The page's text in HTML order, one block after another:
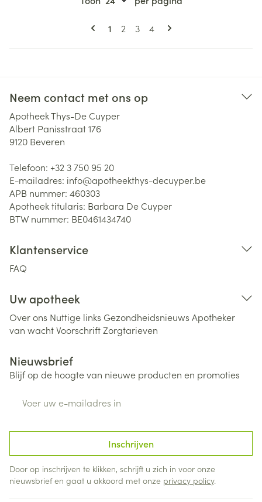
Pagina's
U lees momenteel pagina
1 Pagina
2 Pagina
3 Pagina
4
Neem contact met ons op
Apotheek Thys-De Cuyper
Albert Panisstraat 176
9120 Beveren
Telefoon: +32 3 750 95 20
E-mailadres: info@apotheekthys-decuyper.be
APB nummer: 460303
Apotheek titularis: Barbara De Cuyper
BTW nummer: BE0461434740
Klantenservice
FAQ
Uw apotheek
Over ons Nuttige links Gezondheidsnieuws Apotheker
van wachtVoorschriftZorgtarieven
Nieuwsbrief
Blijf op de hoogte van nieuwe producten en promoties
Inschrijven
Door op inschrijven te klikken, schrijft u zich in voor onze
nieuwsbrief en gaat u akkoord met onze privacy policy.